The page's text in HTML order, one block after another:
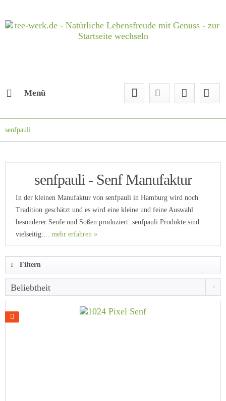
Menü
senfpauli
senfpauli - Senf Manufaktur
In der kleinen Manufaktur von senfpauli in Hamburg wird noch
Tradition geschätzt und es wird eine kleine und feine Auswahl
besonderer Senfe und Soßen produziert. senfpauli Produkte sind
vielseitig:... mehr erfahren »
Filtern